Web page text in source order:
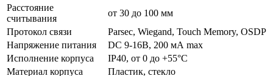
Расстояние
считывания
от 30 до 100 мм
Протокол связи
Parsec, Wiegand, Touch Memory, OSDP
Напряжение питания
DC 9-16В, 200 мА max
Исполнение корпуса
IP40, от 0 до +55°C
Материал корпуса
Пластик, стекло